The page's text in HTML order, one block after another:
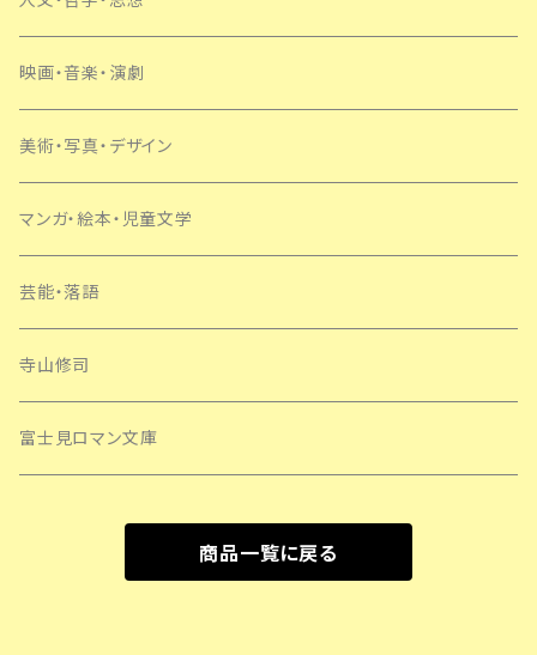
SF・ミステリー
映画・音楽・演劇
美術・写真・デザイン
マンガ・絵本・児童文学
芸能・落語
寺山修司
富士見ロマン文庫
商品一覧に戻る